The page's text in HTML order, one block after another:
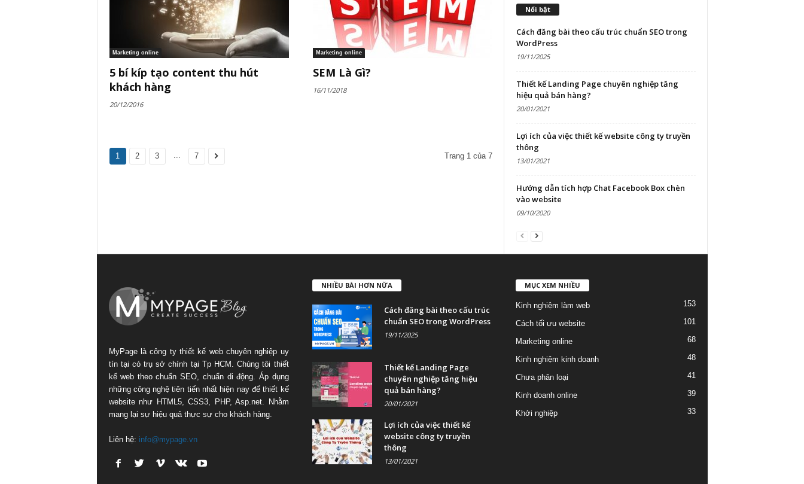
Marketing online
5 bí kíp tạo content thu hút
khách hàng
20/12/2016
Marketing online
SEM Là Gì?
16/11/2018
1 2 3 ... 7 Trang 1 của 7
Nổi bật
Cách đăng bài theo cấu trúc chuẩn SEO trong
WordPress
19/11/2025
Thiết kế Landing Page chuyên nghiệp tăng
hiệu quả bán hàng?
20/01/2021
Lợi ích của việc thiết kế website công ty truyền
thông
13/01/2021
Hướng dẫn tích hợp Chat Facebook Box chèn
vào website
09/10/2020
MyPage là công ty thiết kế web chuyên nghiệp uy
tín tại có trụ sở chính tại Tp HCM. Chúng tôi thiết
kế web theo chuẩn SEO, chuẩn di động. Áp dụng
những công nghệ tiên tiến nhất hiện nay để thiết kế
website như HTML5, CSS3, PHP, Asp.net. Nhằm
mang lại sự hiệu quả thực sự cho khách hàng.
Liên hệ: info@mypage.vn
NHIỀU BÀI HƠN NỮA
Cách đăng bài theo cấu trúc
chuẩn SEO trong WordPress
19/11/2025
Thiết kế Landing Page
chuyên nghiệp tăng hiệu
quả bán hàng?
20/01/2021
Lợi ích của việc thiết kế
website công ty truyền
thông
13/01/2021
MỤC XEM NHIỀU
Kinh nghiệm làm web 153
Cách tối ưu website 101
Marketing online 68
Kinh nghiệm kinh doanh 48
Chưa phân loại 41
Kinh doanh online 39
Khởi nghiệp 33